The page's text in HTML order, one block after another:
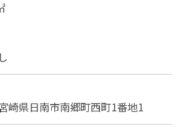
県日南市南郷町西町1番地1